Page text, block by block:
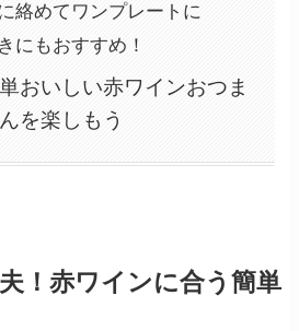
絡めてワンプレートに
にもおすすめ！
おいしい赤ワインおつま
を楽しもう
！赤ワインに合う簡単